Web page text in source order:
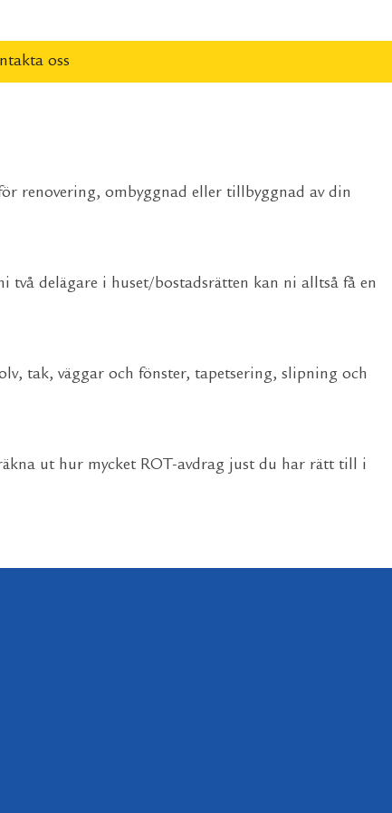
oss
renovering, ombyggnad eller tillbyggnad av din
delägare i huset/bostadsrätten kan ni alltså få en
tak, väggar och fönster, tapetsering, slipning och
ut hur mycket ROT-avdrag just du har rätt till i